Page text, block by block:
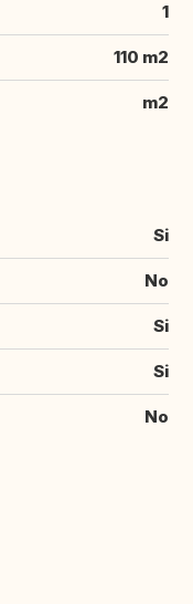
1
110 m2
m2
Si
No
Si
Si
No